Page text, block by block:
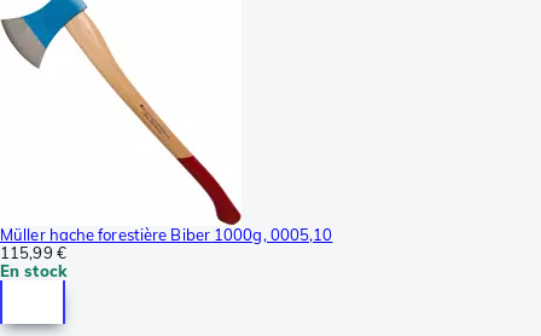
Müller hache forestière Biber 1000g, 0005,10
115,99 €
En stock